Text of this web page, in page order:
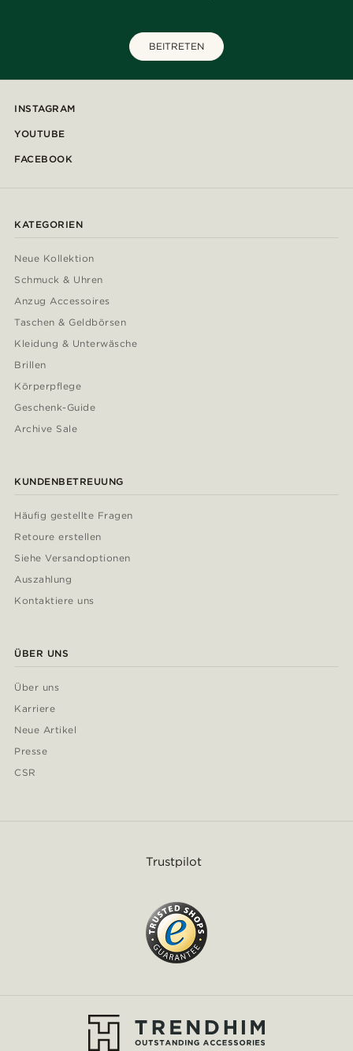
BEITRETEN
INSTAGRAM
YOUTUBE
FACEBOOK
KATEGORIEN
Neue Kollektion
Schmuck & Uhren
Anzug Accessoires
Taschen & Geldbörsen
Kleidung & Unterwäsche
Brillen
Körperpflege
Geschenk-Guide
Archive Sale
KUNDENBETREUUNG
Häufig gestellte Fragen
Retoure erstellen
Siehe Versandoptionen
Auszahlung
Kontaktiere uns
ÜBER UNS
Über uns
Karriere
Neue Artikel
Presse
CSR
Trustpilot